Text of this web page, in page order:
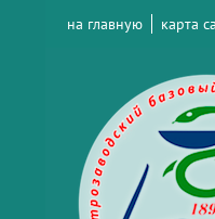
на главную карта